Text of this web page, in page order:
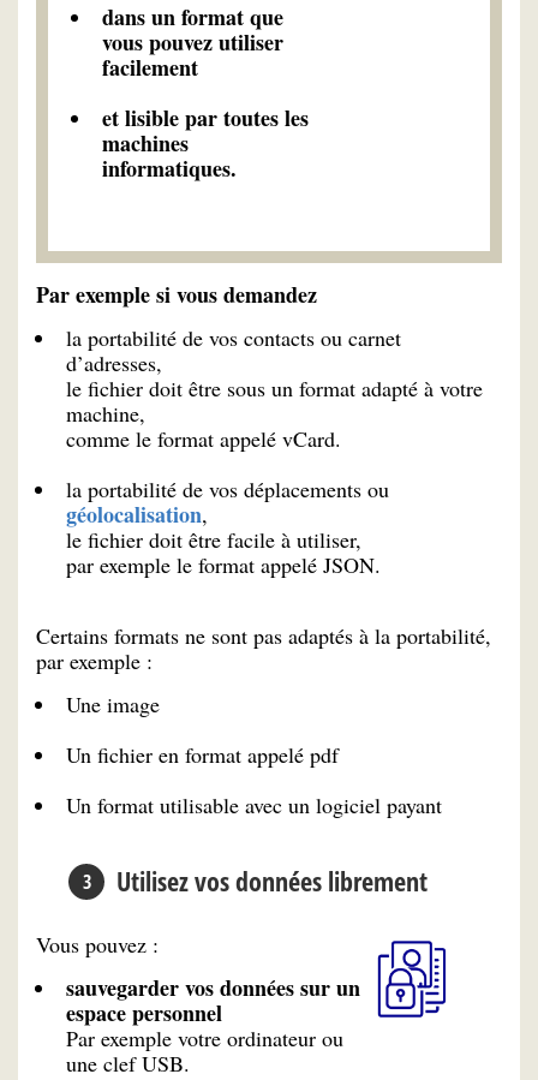
dans un format que
vous pouvez utiliser
facilement
et lisible par toutes les
machines
informatiques.
Par exemple si vous demandez
la portabilité de vos contacts ou carnet
d’adresses,
le fichier doit être sous un format adapté à votre
machine,
comme le format appelé vCard.
la portabilité de vos déplacements ou
géolocalisation,
le fichier doit être facile à utiliser,
par exemple le format appelé JSON.
Certains formats ne sont pas adaptés à la portabilité,
par exemple :
Une image
Un fichier en format appelé pdf
Un format utilisable avec un logiciel payant
Utilisez vos données librement
Vous pouvez :
sauvegarder vos données sur un
espace personnel
Par exemple votre ordinateur ou
une clef USB.